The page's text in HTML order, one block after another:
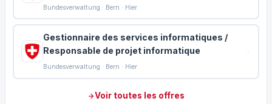
Bundesverwaltung · Bern · Hier
Gestionnaire des services informatiques /
Responsable de projet informatique
Bundesverwaltung · Bern · Hier
Voir toutes les offres